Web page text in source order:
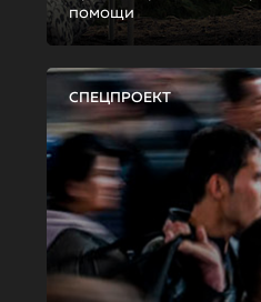
помощи
СПЕЦПРОЕКТ